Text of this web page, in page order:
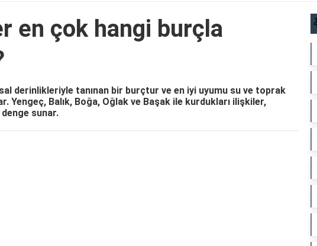
en çok hangi burçla
derinlikleriyle tanınan bir burçtur ve en iyi uyumu su ve toprak
Yengeç, Balık, Boğa, Oğlak ve Başak ile kurdukları ilişkiler,
sunar.